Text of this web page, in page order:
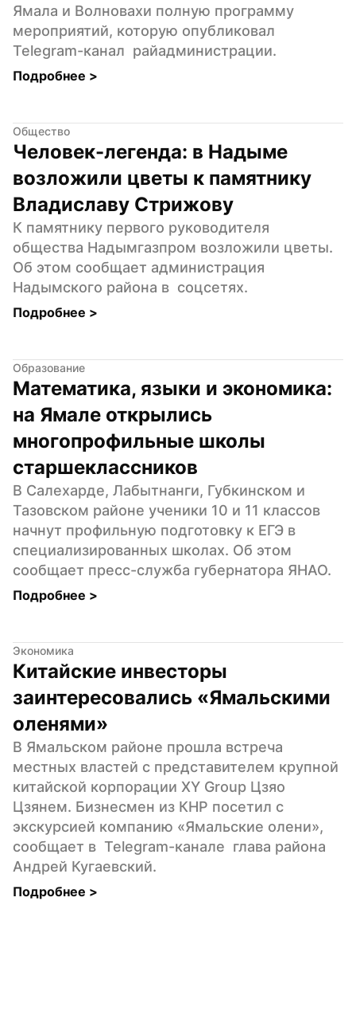
Ямала и Волновахи полную программу
мероприятий, которую опубликовал
Telegram-канал  райадминистрации.
Подробнее >
Общество
Человек-легенда: в Надыме
возложили цветы к памятнику
Владиславу Стрижову
К памятнику первого руководителя
общества Надымгазпром возложили цветы.
Об этом сообщает администрация
Надымского района в  соцсетях.
Подробнее >
Образование
Математика, языки и экономика:
на Ямале открылись
многопрофильные школы
старшеклассников
В Салехарде, Лабытнанги, Губкинском и
Тазовском районе ученики 10 и 11 классов
начнут профильную подготовку к ЕГЭ в
специализированных школах. Об этом
сообщает пресс-служба губернатора ЯНАО.
Подробнее >
Экономика
Китайские инвесторы
заинтересовались «Ямальскими
оленями»
В Ямальском районе прошла встреча
местных властей с представителем крупной
китайской корпорации XY Group Цзяо
Цзянем. Бизнесмен из КНР посетил с
экскурсией компанию «Ямальские олени»,
сообщает в  Telegram-канале  глава района
Андрей Кугаевский.
Подробнее >